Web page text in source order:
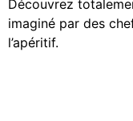
Découvrez
imaginé par des
l’apéritif.